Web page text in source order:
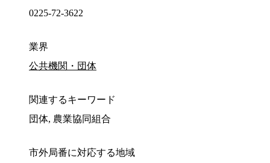
0225-72-3622
業界
公共機関・団体
関連するキーワード
団体, 農業協同組合
市外局番に対応する地域